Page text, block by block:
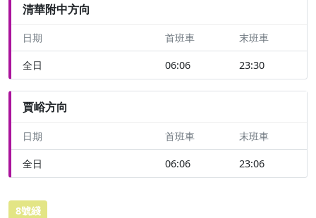
清華附中方向
日期 首班車 末班車
全日 06:06 23:30
賈峪方向
日期 首班車 末班車
全日 06:06 23:06
8號綫